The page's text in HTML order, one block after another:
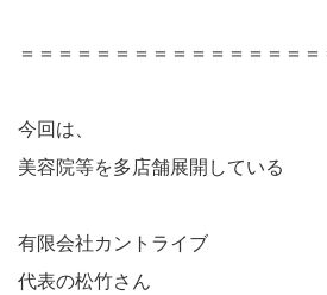
＝＝＝＝＝＝＝＝＝＝＝＝＝＝＝＝
今回は、
美容院等を多店舗展開している
有限会社カントライブ
代表の松竹さん